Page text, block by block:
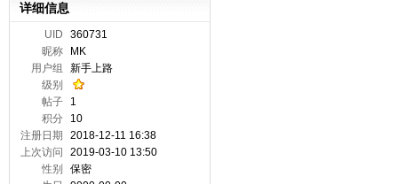
详细信息
UID
360731
昵称
MK
用户组
新手上路
级别
帖子
1
积分
10
注册日期
2018-12-11 16:38
上次访问
2019-03-10 13:50
性别
保密